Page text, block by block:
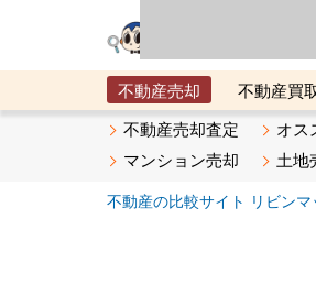
不動産売却 不動産買
メタ住宅展示場
ベスト
不動産売却査定 オス
マンション売却
土地
不動産の比較サイト リビンマ